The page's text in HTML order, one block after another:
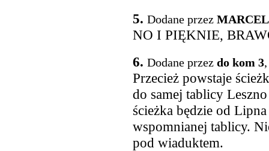
5. Dodane przez MARCEL
NO I PIĘKNIE,
6. Dodane przez do kom 3
Przecież powstaje
do samej tablicy
ścieżka będzie od
wspomnianej tablicy.
pod wiaduktem.